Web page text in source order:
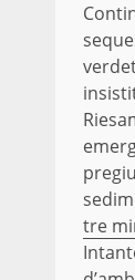
tre